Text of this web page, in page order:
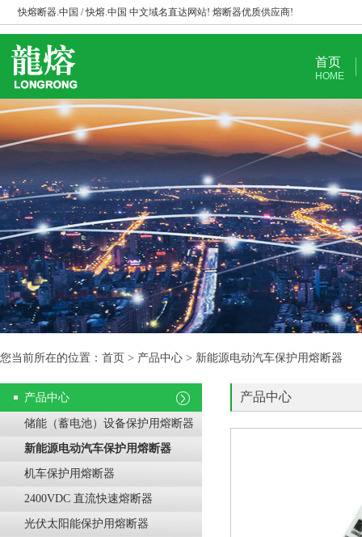
快熔断器.中国 / 快熔.中国 中文域名直达网站! 熔断器优质供应商!
首页
HOME
您当前所在的位置：首页 > 产品中心 > 新能源电动汽车保护用熔断器
产品中心
储能（蓄电池）设备保护用熔断器
新能源电动汽车保护用熔断器
机车保护用熔断器
2400VDC 直流快速熔断器
光伏太阳能保护用熔断器
产品中心